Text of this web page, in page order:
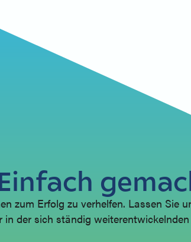
zum Erfolg zu verhelfen. Lassen Sie
in der sich ständig weiterentwickelnden